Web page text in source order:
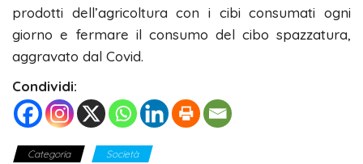
prodotti dell’agricoltura con i cibi consumati ogni
giorno e fermare il consumo del cibo spazzatura,
aggravato dal Covid.
Condividi:
Categoria Società